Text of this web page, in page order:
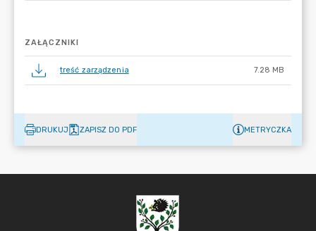
ZAŁĄCZNIKI
treść zarządzenia 7.28 MB
DRUKUJ ZAPISZ DO PDF METRYCZKA